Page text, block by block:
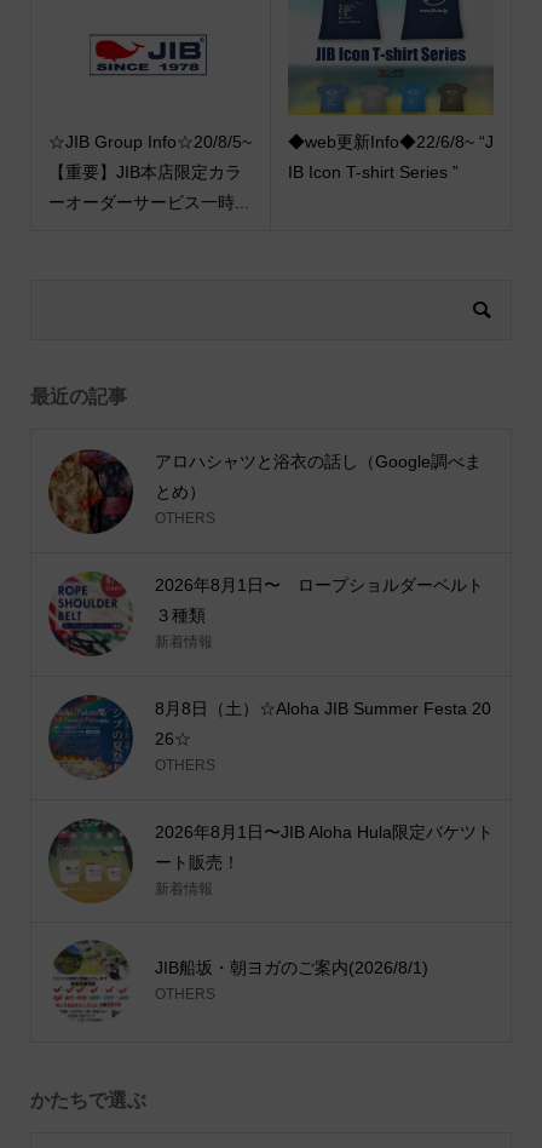
☆JIB Group Info☆20/8/5~
【重要】JIB本店限定カラ
ーオーダーサービス一時...
◆web更新Info◆22/6/8~ “J
IB Icon T-shirt Series ”
最近の記事
アロハシャツと浴衣の話し（Google調べま
とめ）
OTHERS
2026年8月1日〜 ロープショルダーベルト
３種類
新着情報
8月8日（土）☆Aloha JIB Summer Festa 20
26☆
OTHERS
2026年8月1日〜JIB Aloha Hula限定バケツト
ート販売！
新着情報
JIB船坂・朝ヨガのご案内(2026/8/1)
OTHERS
かたちで選ぶ